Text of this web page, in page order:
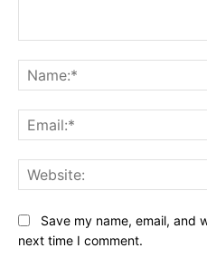
Save my name, email, and
next time I comment.